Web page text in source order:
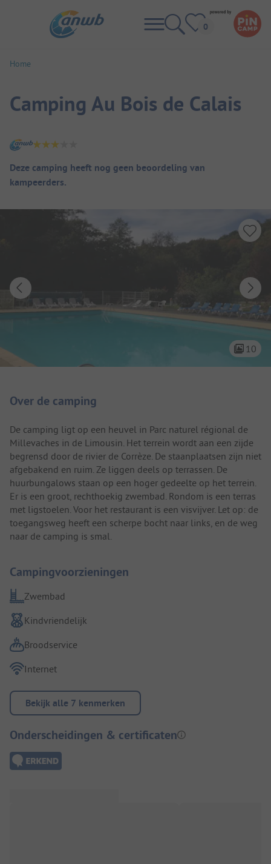
Home
Camping Au Bois de Calais
Camping overzicht
Deze camping heeft nog geen beoordeling van
kampeerders.
10
Over de camping
De camping ligt op een heuvel in Parc naturel régional de
Millevaches in de Limousin. Het terrein wordt aan een zijde
begrensd door de rivier de Corrèze. De staanplaatsen zijn niet
afgebakend en ruim. Ze liggen deels op terrassen. De
huurbungalows staan op een hoger gedeelte op het terrein.
Er is een groot, rechthoekig zwembad. Rondom is een terras
met ligstoelen. Voor het restaurant is een visvijver. Let op: de
toegangsweg heeft een scherpe bocht naar links, en de weg
naar de camping is smal.
Campingvoorzieningen
Zwembad
Kindvriendelijk
Broodservice
Internet
Bekijk alle 7 kenmerken
Onderscheidingen & certificaten